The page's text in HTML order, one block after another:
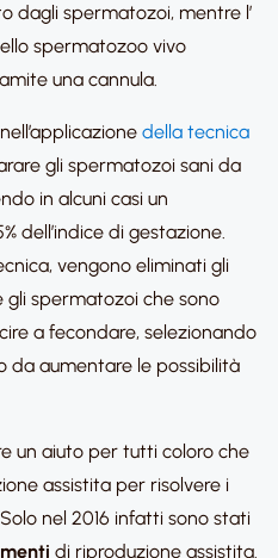
dagli spermatozoi, mentre l’
spermatozoo vivo
una cannula.
nell’applicazione della tecnica
gli spermatozoi sani da
in alcuni casi un
dell’indice di gestazione.
vengono eliminati gli
spermatozoi che sono
a fecondare, selezionando
da aumentare le possibilità
un aiuto per tutti coloro che
assistita per risolvere i
nel 2016 infatti sono stati
di riproduzione assistita.